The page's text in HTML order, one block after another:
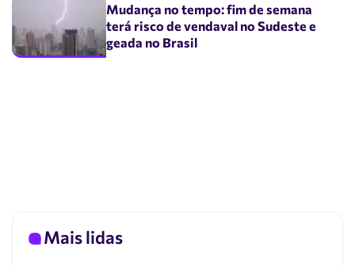
Mudança no tempo: fim de semana
terá risco de vendaval no Sudeste e
geada no Brasil
Mais lidas